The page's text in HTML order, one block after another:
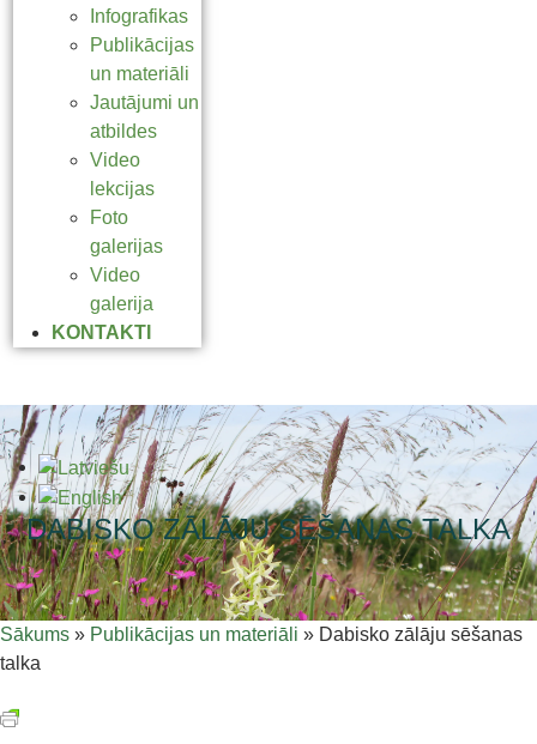
Infografikas
Publikācijas
un materiāli
Jautājumi un
atbildes
Video
lekcijas
Foto
galerijas
Video
galerija
KONTAKTI
DABISKO ZĀLĀJU SĒŠANAS TALKA
Sākums » Publikācijas un materiāli » Dabisko zālāju sēšanas
talka